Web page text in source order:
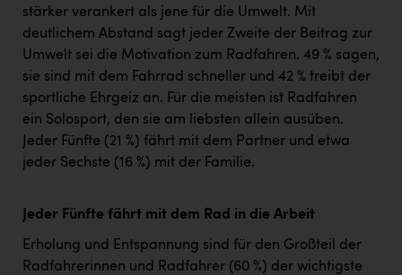
stärker verankert als jene für die Umwelt. Mit
deutlichem Abstand sagt jeder Zweite der Beitrag zur
Umwelt sei die Motivation zum Radfahren. 49 % sagen,
sie sind mit dem Fahrrad schneller und 42 % treibt der
sportliche Ehrgeiz an. Für die meisten ist Radfahren
ein Solosport, den sie am liebsten allein ausüben.
Jeder Fünfte (21 %) fährt mit dem Partner und etwa
jeder Sechste (16 %) mit der Familie.
Jeder Fünfte fährt mit dem Rad in die Arbeit
Erholung und Entspannung sind für den Großteil der
Radfahrerinnen und Radfahrer (60 %) der wichtigste